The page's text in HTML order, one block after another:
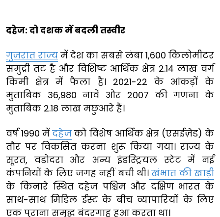
दहेज: दो दशक में बदली तस्वीर
गुजरात राज्य में देश का सबसे लंबा 1,600 किलोमीटर
समुद्री तट है और विशिष्ट आर्थिक क्षेत्र 2.14 लाख वर्ग
किमी क्षेत्र में फैला है। 2021-22 के आंकड़ों के
मुताबिक 36,980 नावें और 2007 की गणना के
मुताबिक 2.18 लाख मछुआरे हैं।
वर्ष 1990 में दहेज को विशेष आर्थिक क्षेत्र (एसईज़ेड) के
तौर पर विकसित करना शुरू किया गया। राज्य के
सूरत, वडोदरा और अन्य इंडस्ट्रियल स्टेट में नई
कंपनियों के लिए जगह नहीं बची थी। खंभात की खाड़ी
के किनारे स्थित दहेज पश्चिम और दक्षिण भारत के
साथ-साथ मिडिल ईस्ट के बीच व्यापारियों के लिए
एक पुराना समृद्ध बंदरगाह हुआ करता था।